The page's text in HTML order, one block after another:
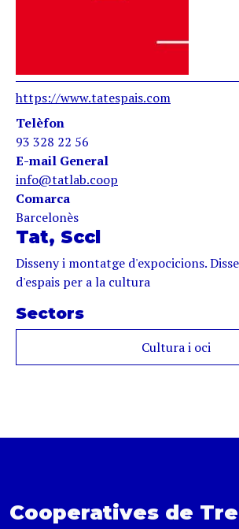
https://www.tatespais.com
Telèfon
93 328 22 56
E-mail General
info@tatlab.coop
Comarca
Barcelonès
Tat, Sccl
Disseny i montatge d'expocicions.
d'espais per a la cultura
Sectors
Cultura i oci
Cooperatives de